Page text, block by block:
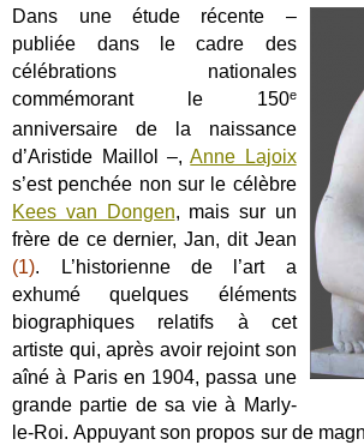
Dans une étude récente –
publiée dans le cadre des
célébrations nationales
commémorant le 150e
anniversaire de la naissance
d’Aristide Maillol –,Anne Lajoix
s’est penchée non sur le célèbre
Kees van Dongen, mais sur un
frère de ce dernier, Jan, dit Jean
(1). L’historienne de l’art a
exhumé quelques éléments
biographiques relatifs à cet
artiste qui, après avoir rejoint son
aîné à Paris en 1904, passa une
grande partie de sa vie à Marly-
le-Roi. Appuyant son propos sur de